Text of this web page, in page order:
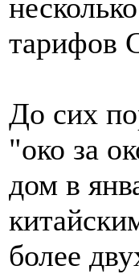
До сих
"око за
дом в
более